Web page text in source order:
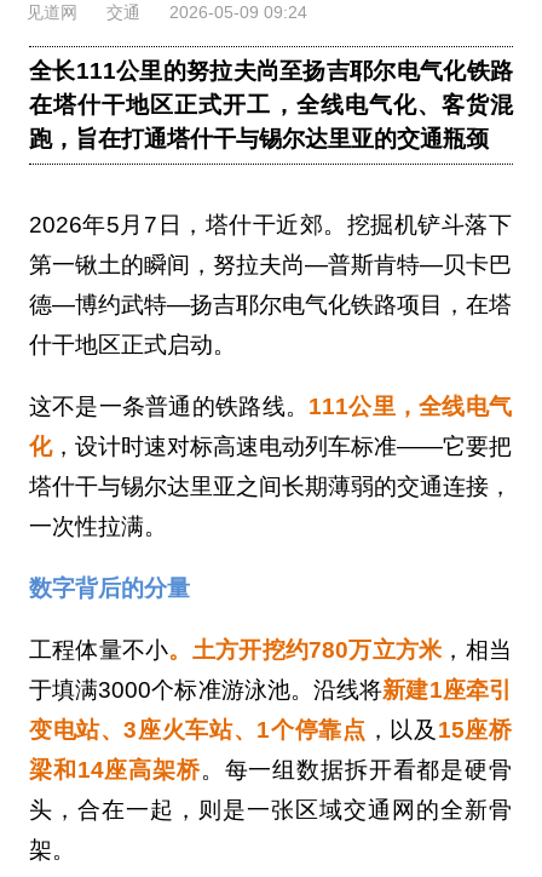
见道网 交通 2026-05-09 09:24
全长111公里的努拉夫尚至扬吉耶尔电气化铁路
在塔什干地区正式开工，全线电气化、客货混
跑，旨在打通塔什干与锡尔达里亚的交通瓶颈
2026年5月7日，塔什干近郊。挖掘机铲斗落下
第一锹土的瞬间，努拉夫尚—普斯肯特—贝卡巴
德—博约武特—扬吉耶尔电气化铁路项目，在塔
什干地区正式启动。
这不是一条普通的铁路线。 111公里，全线电气
化，设计时速对标高速电动列车标准——它要把
塔什干与锡尔达里亚之间长期薄弱的交通连接，
一次性拉满。
数字背后的分量
工程体量不小。土方开挖约780万立方米，相当
于填满3000个标准游泳池。沿线将新建1座牵引
变电站、3座火车站、1个停靠点 ，以及 15座桥
梁和14座高架桥。每一组数据拆开看都是硬骨
头，合在一起，则是一张区域交通网的全新骨
架。